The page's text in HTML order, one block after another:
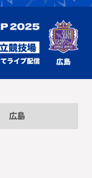
広島